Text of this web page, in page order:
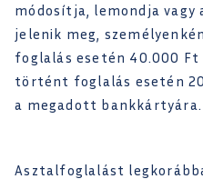
módosítja, lemondja
jelenik meg,
foglalás esetén 40.000
történt foglalás esetén
a megadott bankkártyára.
Asztalfoglalást